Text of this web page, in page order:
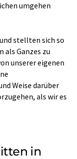
umgehen
stellten sich so
als Ganzes zu
unserer eigenen
Weise darüber
als wir es
in